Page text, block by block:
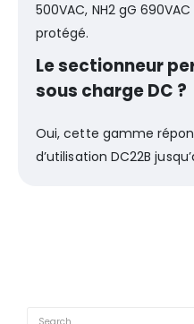
500VAC, NH2 gG
protégé.
Le sectionneur
sous charge DC ?
Oui, cette gamme
d’utilisation DC22B